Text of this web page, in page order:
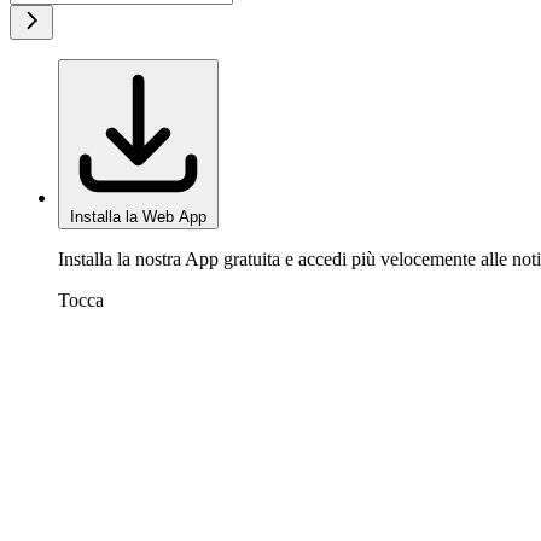
Installa la Web App
Installa la nostra App gratuita e accedi più velocemente alle
Tocca